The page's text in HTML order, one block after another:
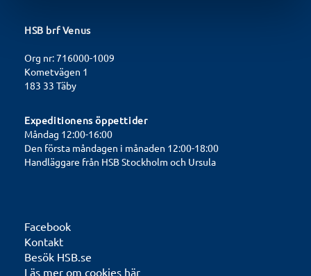
HSB brf Venus
Org nr: 716000-1009
Kometvägen 1
183 33 Täby
Expeditionens öppettider
Måndag 12:00-16:00
Den första måndagen i månaden 12:00-18:00
Handläggare från HSB Stockholm och Ursula
Facebook
Kontakt
Besök HSB.se
Läs mer om cookies här